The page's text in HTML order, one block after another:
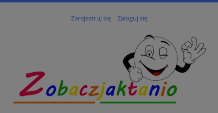
Zarejestruj się Zaloguj się